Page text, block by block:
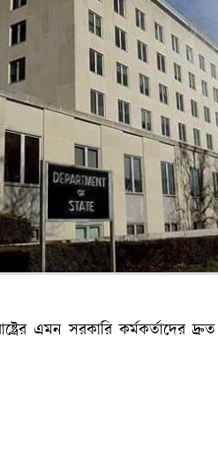
এমন সরকারি কর্মকর্তাদের দ্রুত